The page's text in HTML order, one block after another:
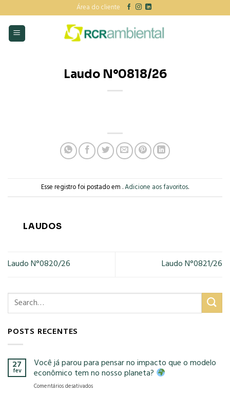
to
content
Área do cliente
Laudo N°0818/26
Esse registro foi postado em .Adicione aos favoritos.
LAUDOS
Laudo N°0820/26 Laudo N°0821/26
POSTS RECENTES
27
fev
Você já parou para pensar no impacto que o modelo
econômico tem no nosso planeta?
Comentários desativadosem